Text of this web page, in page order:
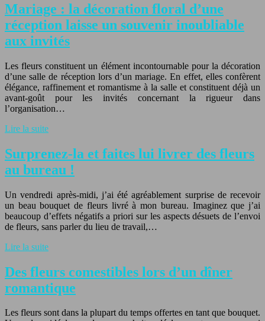
Mariage : la décoration floral d’une
réception laisse un souvenir inoubliable
aux invités
Les fleurs constituent un élément incontournable pour la décoration
d’une salle de réception lors d’un mariage. En effet, elles confèrent
élégance, raffinement et romantisme à la salle et constituent déjà un
avant-goût pour les invités concernant la rigueur dans
l’organisation…
Lire la suite
Surprenez-la et faites lui livrer des fleurs
au bureau !
Un vendredi après-midi, j’ai été agréablement surprise de recevoir
un beau bouquet de fleurs livré à mon bureau. Imaginez que j’ai
beaucoup d’effets négatifs a priori sur les aspects désuets de l’envoi
de fleurs, sans parler du lieu de travail,…
Lire la suite
Des fleurs comestibles lors d’un dîner
romantique
Les fleurs sont dans la plupart du temps offertes en tant que bouquet.